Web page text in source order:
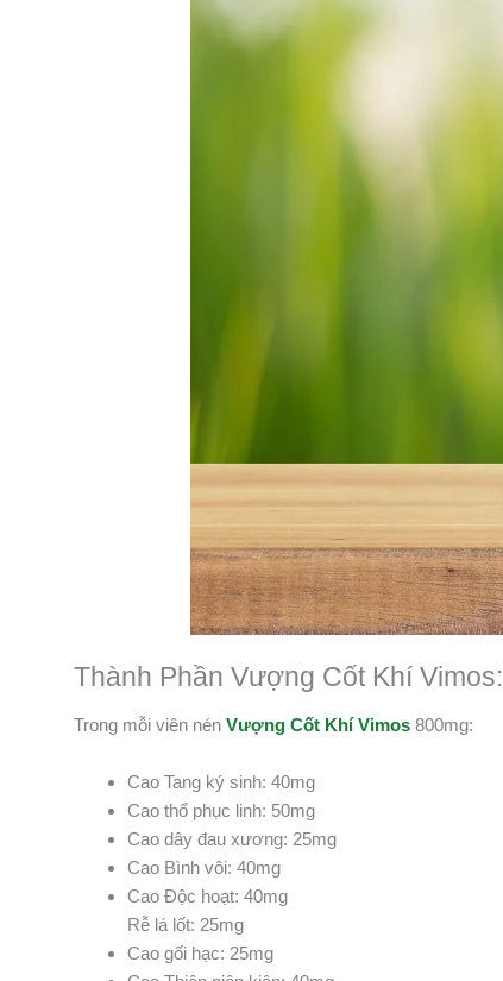
Thành Phần Vượng Cốt Khí Vimos:
Trong mỗi viên nén Vượng Cốt Khí Vimos 800mg:
Cao Tang ký sinh: 40mg
Cao thổ phục linh: 50mg
Cao dây đau xương: 25mg
Cao Bình vôi: 40mg
Cao Độc hoạt: 40mg
Rễ lá lốt: 25mg
Cao gối hạc: 25mg